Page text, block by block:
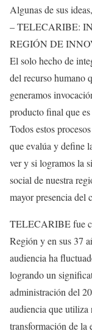
Algunas de sus
– TELECARIBE:
REGIÓN DE
El solo hecho de
del recurso humano
generamos
producto final que
Todos estos
que evalúa y define
ver y si logramos la
social de nuestra
mayor presencia del
TELECARIBE fue
Región y en sus 37
audiencia ha
logrando un
administración del
audiencia que utiliza
transformación de la